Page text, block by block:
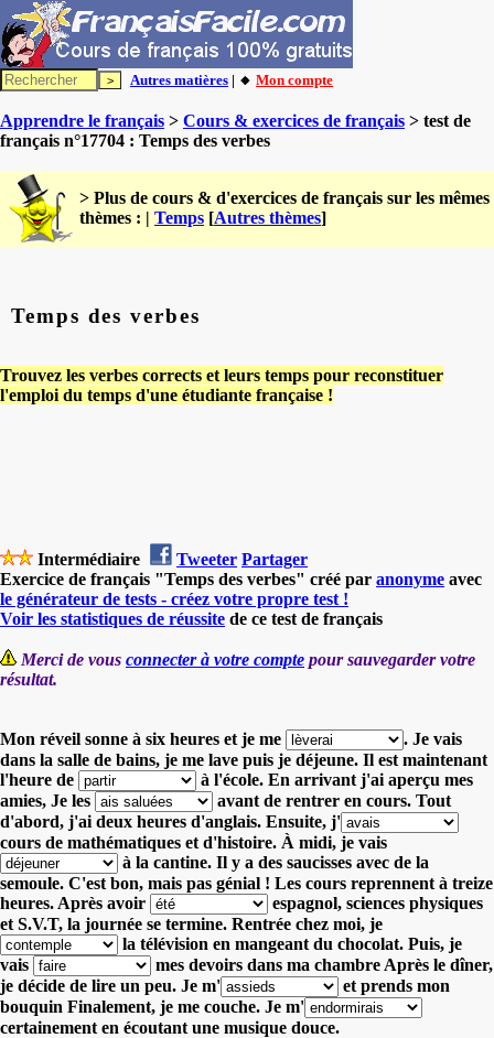
Autres matières | 🔸 Mon compte
Apprendre le français > Cours & exercices de français > test de
français n°17704 : Temps des verbes
> Plus de cours & d'exercices de français sur les mêmes
thèmes : | Temps [Autres thèmes]
Temps des verbes
Trouvez les verbes corrects et leurs temps pour reconstituer
l'emploi du temps d'une étudiante française !
Intermédiaire Tweeter Partager
Exercice de français "Temps des verbes" créé par anonyme avec
le générateur de tests - créez votre propre test !
Voir les statistiques de réussite de ce test de français
Merci de vous connecter à votre compte pour sauvegarder votre
résultat.
Mon réveil sonne à six heures et je me . Je vais
dans la salle de bains, je me lave puis je déjeune. Il est maintenant
l'heure de
à l'école. En arrivant j'ai aperçu mes
amies, Je les
avant de rentrer en cours. Tout
d'abord, j'ai deux heures d'anglais. Ensuite, j'
cours de mathématiques et d'histoire. À midi, je vais
à la cantine. Il y a des saucisses avec de la
semoule. C'est bon, mais pas génial ! Les cours reprennent à treize
heures. Après avoir
espagnol, sciences physiques
et S.V.T, la journée se termine. Rentrée chez moi, je
la télévision en mangeant du chocolat. Puis, je
vais
mes devoirs dans ma chambre Après le dîner,
je décide de lire un peu. Je m'
et prends mon
bouquin Finalement, je me couche. Je m'
certainement en écoutant une musique douce.